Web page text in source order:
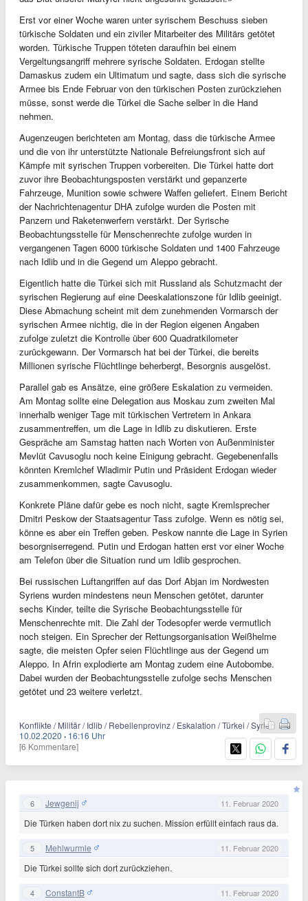
Erst vor einer Woche waren unter syrischem Beschuss sieben
türkische Soldaten und ein ziviler Mitarbeiter des Militärs getötet
worden. Türkische Truppen töteten daraufhin bei einem
Vergeltungsangriff mehrere syrische Soldaten. Erdogan stellte
Damaskus zudem ein Ultimatum und sagte, dass sich die syrische
Armee bis Ende Februar von den türkischen Posten zurückziehen
müsse, sonst werde die Türkei die Sache selber in die Hand
nehmen.
Augenzeugen berichteten am Montag, dass die türkische Armee
und die von ihr unterstützte Nationale Befreiungsfront sich auf
Kämpfe mit syrischen Truppen vorbereiten. Die Türkei hatte dort
zuvor ihre Beobachtungsposten verstärkt und gepanzerte
Fahrzeuge, Munition sowie schwere Waffen geliefert. Einem Bericht
der Nachrichtenagentur DHA zufolge wurden die Posten mit
Panzern und Raketenwerfern verstärkt. Der Syrische
Beobachtungsstelle für Menschenrechte zufolge wurden in
vergangenen Tagen 6000 türkische Soldaten und 1400 Fahrzeuge
nach Idlib und in die Gegend um Aleppo gebracht.
Eigentlich hatte die Türkei sich mit Russland als Schutzmacht der
syrischen Regierung auf eine Deeskalationszone für Idlib geeinigt.
Diese Abmachung scheint mit dem zunehmenden Vormarsch der
syrischen Armee nichtig, die in der Region eigenen Angaben
zufolge zuletzt die Kontrolle über 600 Quadratkilometer
zurückgewann. Der Vormarsch hat bei der Türkei, die bereits
Millionen syrische Flüchtlinge beherbergt, Besorgnis ausgelöst.
Parallel gab es Ansätze, eine größere Eskalation zu vermeiden.
Am Montag sollte eine Delegation aus Moskau zum zweiten Mal
innerhalb weniger Tage mit türkischen Vertretern in Ankara
zusammentreffen, um die Lage in Idlib zu diskutieren. Erste
Gespräche am Samstag hatten nach Worten von Außenminister
Mevlüt Cavusoglu noch keine Einigung gebracht. Gegebenenfalls
könnten Kremlchef Wladimir Putin und Präsident Erdogan wieder
zusammenkommen, sagte Cavusoglu.
Konkrete Pläne dafür gebe es noch nicht, sagte Kremlsprecher
Dmitri Peskow der Staatsagentur Tass zufolge. Wenn es nötig sei,
könne es aber ein Treffen geben. Peskow nannte die Lage in Syrien
besorgniserregend. Putin und Erdogan hatten erst vor einer Woche
am Telefon über die Situation rund um Idlib gesprochen.
Bei russischen Luftangriffen auf das Dorf Abjan im Nordwesten
Syriens wurden mindestens neun Menschen getötet, darunter
sechs Kinder, teilte die Syrische Beobachtungsstelle für
Menschenrechte mit. Die Zahl der Todesopfer werde vermutlich
noch steigen. Ein Sprecher der Rettungsorganisation Weißhelme
sagte, die meisten Opfer seien Flüchtlinge aus der Gegend um
Aleppo. In Afrin explodierte am Montag zudem eine Autobombe.
Dabei wurden der Beobachtungsstelle zufolge sechs Menschen
getötet und 23 weitere verletzt.
Konflikte / Militär / Idlib / Rebellenprovinz / Eskalation / Türkei / Syrien
10.02.2020 · 16:16 Uhr
[6 Kommentare]
6 Jewgenij 11. Februar 2020
Die Türken haben dort nix zu suchen. Mission erfüllt einfach raus da.
5 Mehlwurmle 11. Februar 2020
Die Türkei sollte sich dort zurückziehen.
4 ConstantB 11. Februar 2020